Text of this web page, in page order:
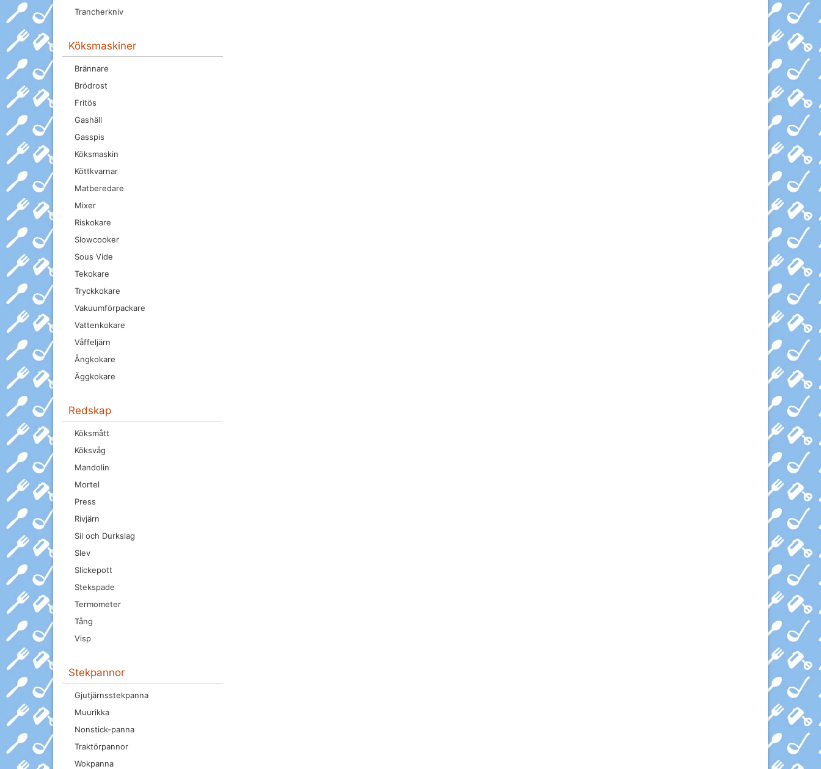
Trancherkniv
Köksmaskiner
Brännare
Brödrost
Fritös
Gashäll
Gasspis
Köksmaskin
Köttkvarnar
Matberedare
Mixer
Riskokare
Slowcooker
Sous Vide
Tekokare
Tryckkokare
Vakuumförpackare
Vattenkokare
Våffeljärn
Ångkokare
Äggkokare
Redskap
Köksmått
Köksvåg
Mandolin
Mortel
Press
Rivjärn
Sil och Durkslag
Slev
Slickepott
Stekspade
Termometer
Tång
Visp
Stekpannor
Gjutjärnsstekpanna
Muurikka
Nonstick-panna
Traktörpannor
Wokpanna